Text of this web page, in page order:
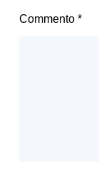
Commento *